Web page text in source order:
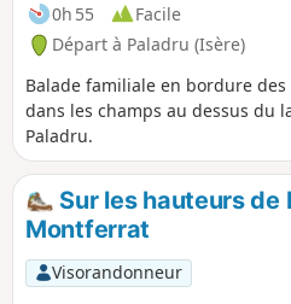
0h 55
Facile
Départ à Paladru (Isère)
Balade familiale en bordure des
dans les champs au dessus du
Paladru.
Sur les hauteurs de
Montferrat
Visorandonneur